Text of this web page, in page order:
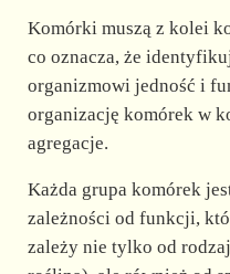
Komórki muszą z kolei
co oznacza, że
organizmowi jedność i
organizację komórek w
agregacje.
Każda grupa komórek
zależności od funkcji,
zależy nie tylko od